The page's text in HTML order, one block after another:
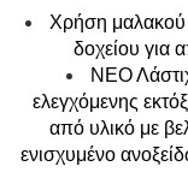
Χρήση μαλακού
δοχείου για
NΕΟ
ελεγχόμενης
από υλικό με
ενισχυμένο